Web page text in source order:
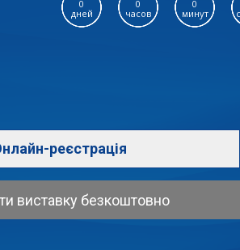
0
дней
0
часов
0
минут
реєстрація
виставку безкоштовно